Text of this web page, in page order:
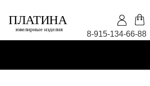
8-915-134-66-88